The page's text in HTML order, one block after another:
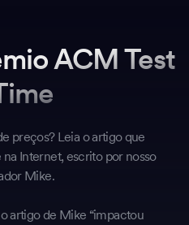
ACM Test
preços? Leia o artigo que
Internet, escrito por nosso
Mike.
artigo de Mike “impactou